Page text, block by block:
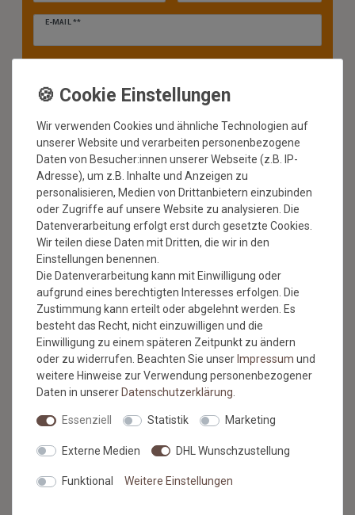
E-MAIL **
Newsletter
** Hierbei handelt es sich um ein Pflichtfeld.
* Mit der Anmeldung für den Newsletter erklären Sie sich damit
einverstanden, dass wir Ihnen regelmäßig Informationen zu unserem
Sortiment per E-Mail zuschicken. Den Newsletter können Sie jederzeit
kostenlos wieder abmelden.
BESUCHEN SIE AUCH
UNSEREN BLOG
Alles über unsere Produkte, Verlegetipps und neueste
Wir verwenden Cookies und ähnliche Technologien auf
unserer Website und verarbeiten personenbezogene
Daten von Besucher:innen unserer Webseite (z.B. IP-
Adresse), um z.B. Inhalte und Anzeigen zu
personalisieren, Medien von Drittanbietern einzubinden
oder Zugriffe auf unsere Website zu analysieren. Die
Datenverarbeitung erfolgt erst durch gesetzte Cookies.
Wir teilen diese Daten mit Dritten, die wir in den
Einstellungen benennen.
Die Datenverarbeitung kann mit Einwilligung oder
aufgrund eines berechtigten Interesses erfolgen. Die
Zustimmung kann erteilt oder abgelehnt werden. Es
besteht das Recht, nicht einzuwilligen und die
Einwilligung zu einem späteren Zeitpunkt zu ändern
oder zu widerrufen. Beachten Sie unser Impressum und
weitere Hinweise zur Verwendung personenbezogener
Daten in unserer Daten­schutz­erklärung
Essenziell Statistik Marketing
Externe Medien DHL Wunschzustellung
Funktional Weitere Einstellungen